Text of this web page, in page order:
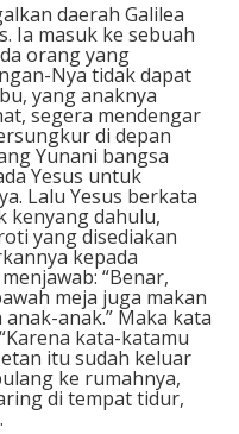
daerah Galilea
Ia masuk ke sebuah
orang yang
Nya tidak dapat
yang anaknya
segera mendengar
di depan
Yunani bangsa
Yesus untuk
Lalu Yesus berkata
kenyang dahulu,
yang disediakan
kepada
“Benar,
meja juga makan
anak.” Maka kata
kata-katamu
itu sudah keluar
ke rumahnya,
di tempat tidur,